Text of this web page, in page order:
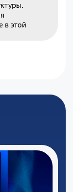
в этой